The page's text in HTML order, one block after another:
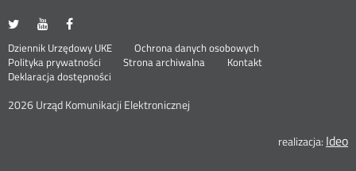
UKE
portalu
Twitter
Otwórz
nowym
oknie
UKE
portalu
Youtube
Otwórz
nowym
oknie
portalu
Facebook
nowym
oknie
Stopka
menu
Dziennik Urzędowy UKE Otwórz
Ochrona danych osobowych
Polityka prywatności
Otwórz
w
oknie
Strona archiwalna
Kontakt
Deklaracja dostępności
2026 Urząd Komunikacji Elektronicznej
realizacja: Ideo